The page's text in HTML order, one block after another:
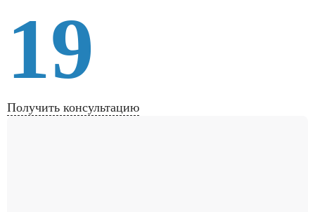
19
Получить консультацию